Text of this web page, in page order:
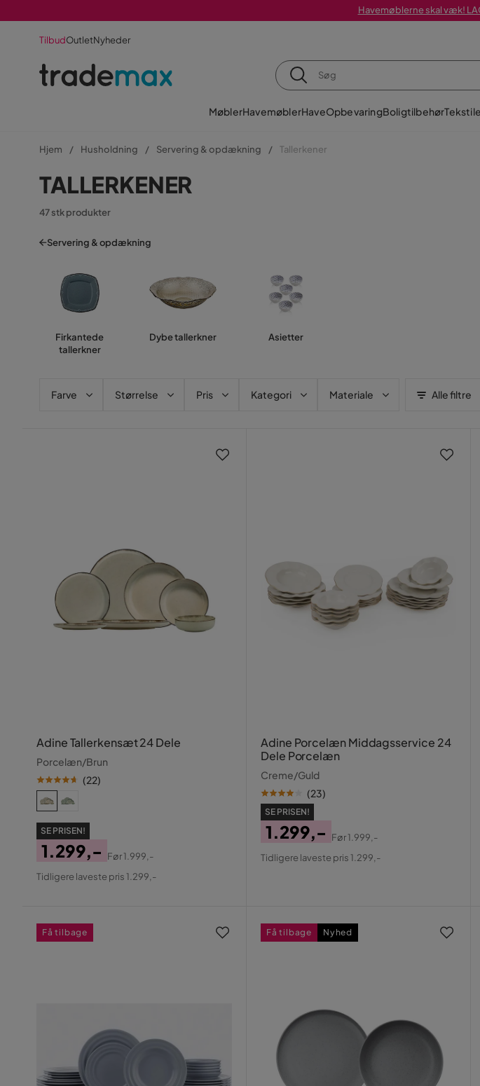
Havemøblerne skal væk!
TilbudOutletNyheder
MøblerHavemøblerHaveOpbevaringBoligtilbehør
Hjem Husholdning Servering & opdækning Tallerkener
TALLERKENER
47 stk produkter
Servering & opdækning
Firkantede
tallerkner
Dybe tallerkner Asietter
Farve Størrelse Pris Kategori Materiale Alle filtre
Adine Tallerkensæt 24 Dele
Porcelæn/Brun
(22)
SE PRISEN!
Pris
1.299,-
Original
Før1.999,-
Tidligere laveste pris 1.299,-
Adine Porcelæn Middagsservice 24
Dele Porcelæn
Creme/Guld
(23)
SE PRISEN!
Pris
1.299,-
Original
Før1.999,-
Tidligere laveste pris 1.299,-
Få tilbage Få tilbage Nyhed